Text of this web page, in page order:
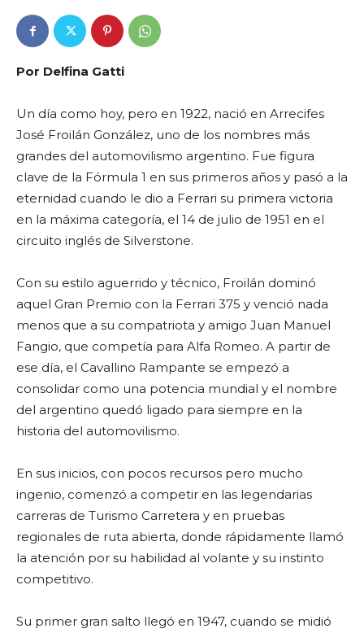
Por Delfina Gatti
Un día como hoy, pero en 1922, nació en Arrecifes
José Froilán González, uno de los nombres más
grandes del automovilismo argentino. Fue figura
clave de la Fórmula 1 en sus primeros años y pasó a la
eternidad cuando le dio a Ferrari su primera victoria
en la máxima categoría, el 14 de julio de 1951 en el
circuito inglés de Silverstone.
Con su estilo aguerrido y técnico, Froilán dominó
aquel Gran Premio con la Ferrari 375 y venció nada
menos que a su compatriota y amigo Juan Manuel
Fangio, que competía para Alfa Romeo. A partir de
ese día, el Cavallino Rampante se empezó a
consolidar como una potencia mundial y el nombre
del argentino quedó ligado para siempre en la
historia del automovilismo.
En sus inicios, con pocos recursos pero mucho
ingenio, comenzó a competir en las legendarias
carreras de Turismo Carretera y en pruebas
regionales de ruta abierta, donde rápidamente llamó
la atención por su habilidad al volante y su instinto
competitivo.
Su primer gran salto llegó en 1947, cuando se midió